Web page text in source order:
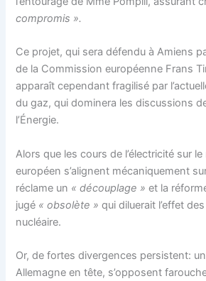
compromis ».
Ce projet, qui sera défendu à Amiens
de la Commission européenne Frans
apparaît cependant fragilisé par
du gaz, qui dominera les discussions
l’Énergie.
Alors que les cours de l’électricité sur
européen s’alignent mécaniquement
réclame un « découplage » et la
jugé « obsolète » qui diluerait l’effet
nucléaire.
Or, de fortes divergences persistent:
Allemagne en tête, s’opposent